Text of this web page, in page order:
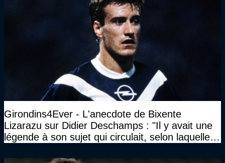
Girondins4Ever - L'anecdote de Bixente
Lizarazu sur Didier Deschamps : "Il y avait une
légende à son sujet qui circulait, selon laquelle il